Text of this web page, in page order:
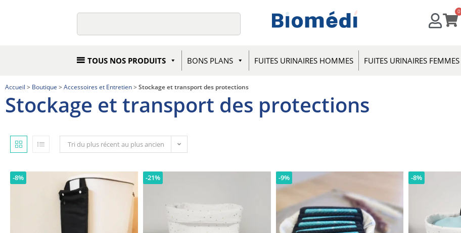
0
TOUS NOS PRODUITS BONS PLANS FUITES URINAIRES HOMMES FUITES URINAIRES FEMMES
Accueil > Boutique > Accessoires et Entretien> Stockage et transport des protections
Stockage et transport des protections
Tri du plus récent au plus ancien
-8% -21% -9% -8%